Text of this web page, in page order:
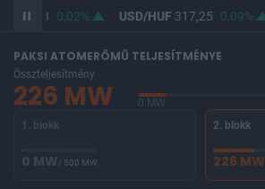
365,48 0,02% USD/HUF 317,25 0,09%
PAKSI ATOMERŐMŰ TELJESÍTMÉNYE
Összteljesítmény
226 MW 0 MW
1. blokk
0 MW/ 500 MW
2. blokk
226 MW